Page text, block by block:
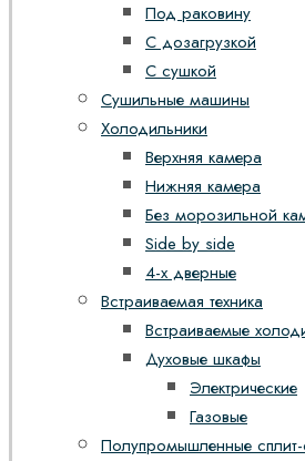
Под раковину
С дозагрузкой
С сушкой
Сушильные машины
Холодильники
Верхняя камера
Нижняя камера
Без морозильной
Side by side
4-х дверные
Встраиваемая техника
Встраиваемые
Духовые шкафы
Электрические
Газовые
Полупромышленные